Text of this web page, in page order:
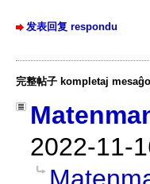
发表回复 respondu
完整帖子 kompletaj
2022-11-